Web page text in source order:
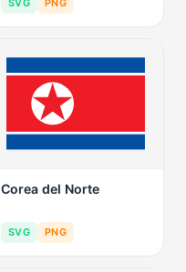
SVG PNG
Corea del Norte
SVG PNG